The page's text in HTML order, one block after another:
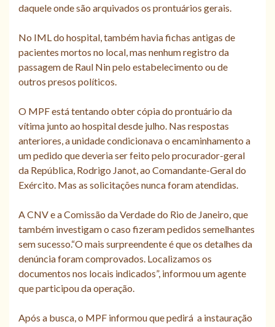
daquele onde são arquivados os prontuários gerais.
No IML do hospital, também havia fichas antigas de
pacientes mortos no local, mas nenhum registro da
passagem de Raul Nin pelo estabelecimento ou de
outros presos políticos.
O MPF está tentando obter cópia do prontuário da
vítima junto ao hospital desde julho. Nas respostas
anteriores, a unidade condicionava o encaminhamento a
um pedido que deveria ser feito pelo procurador-geral
da República, Rodrigo Janot, ao Comandante-Geral do
Exército. Mas as solicitações nunca foram atendidas.
A CNV e a Comissão da Verdade do Rio de Janeiro, que
também investigam o caso fizeram pedidos semelhantes
sem sucesso.“O mais surpreendente é que os detalhes da
denúncia foram comprovados. Localizamos os
documentos nos locais indicados”, informou um agente
que participou da operação.
Após a busca, o MPF informou que pedirá a instauração